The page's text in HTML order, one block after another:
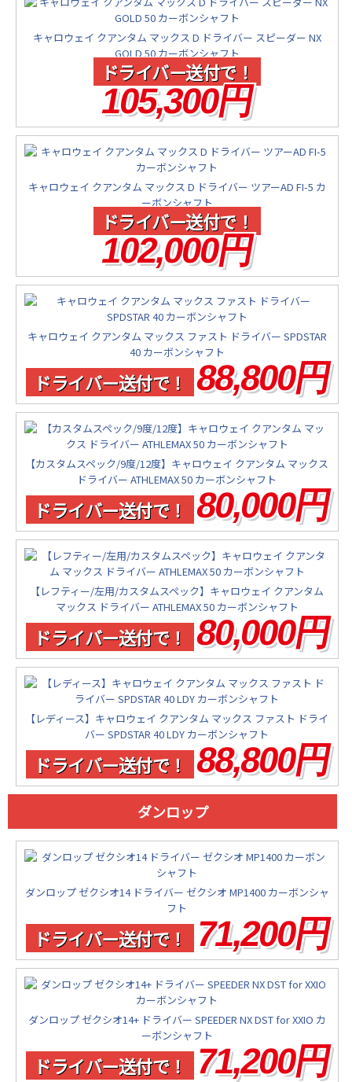
キャロウェイ クアンタム マックス D ドライバー スピーダー NX
GOLD 50 カーボンシャフト
ドライバー送付で！
105,300円
キャロウェイ クアンタム マックス D ドライバー ツアーAD FI-5 カ
ーボンシャフト
ドライバー送付で！
102,000円
キャロウェイ クアンタム マックス ファスト ドライバー SPDSTAR
40 カーボンシャフト
ドライバー送付で！ 88,800円
【カスタムスペック/9度/12度】キャロウェイ クアンタム マックス
ドライバー ATHLEMAX 50 カーボンシャフト
ドライバー送付で！ 80,000円
【レフティー/左用/カスタムスペック】キャロウェイ クアンタム
マックス ドライバー ATHLEMAX 50 カーボンシャフト
ドライバー送付で！ 80,000円
【レディース】キャロウェイ クアンタム マックス ファスト ドライ
バー SPDSTAR 40 LDY カーボンシャフト
ドライバー送付で！ 88,800円
ダンロップ
ダンロップ ゼクシオ14 ドライバー ゼクシオ MP1400 カーボンシャ
フト
ドライバー送付で！ 71,200円
ダンロップ ゼクシオ14+ ドライバー SPEEDER NX DST for XXIO カ
ーボンシャフト
ドライバー送付で！ 71,200円